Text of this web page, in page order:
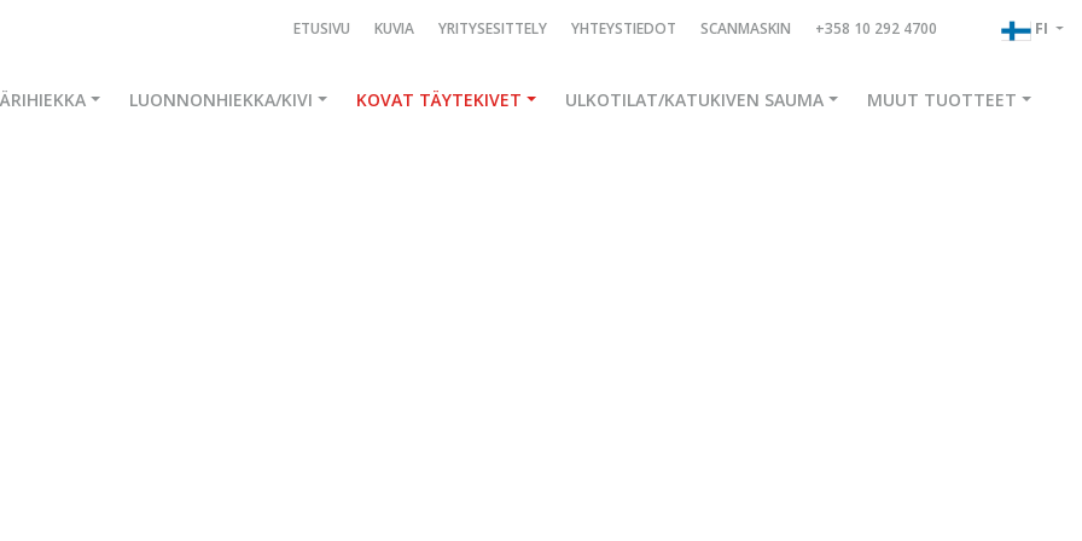
FI
ETUSIVU KUVIA YRITYSESITTELY YHTEYSTIEDOT SCANMASKIN +358 10 292 4700
LUONNONHIEKKA/KIVI KOVAT TÄYTEKIVET ULKOTILAT/KATUKIVEN SAUMA MUUT TUOTTEET